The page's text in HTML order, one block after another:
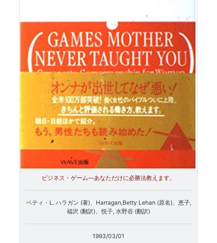
ビジネス・ゲーム―あなただけに必勝法教えます。
ベティ・L. ハラガン (著)、Harragan,Betty Lehan (原名)、恵子,
福沢 (翻訳)、悦子, 水野谷 (翻訳)
1993/03/01